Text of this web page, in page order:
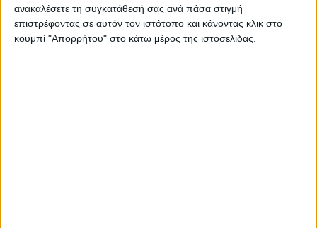
ανακαλέσετε τη συγκατάθεσή σας ανά πάσα στιγμή
επιστρέφοντας σε αυτόν τον ιστότοπο και κάνοντας κλικ στο
κουμπί "Απορρήτου" στο κάτω μέρος της ιστοσελίδας.